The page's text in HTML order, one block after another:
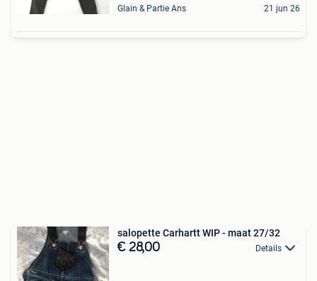
Glain & Partie Ans 21 jun 26
salopette Carhartt WIP - maat 27/32
€ 28,00 Details